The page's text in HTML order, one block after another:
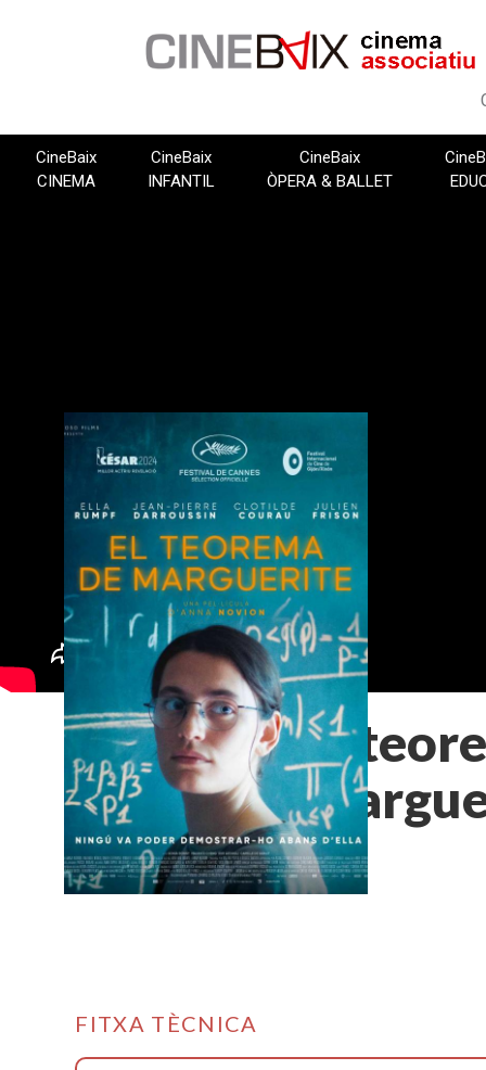
CineBaix
CINEMA
CineBaix
INFANTIL
CineBaix
ÒPERA & BALLET
El
FITXA TÈCNICA